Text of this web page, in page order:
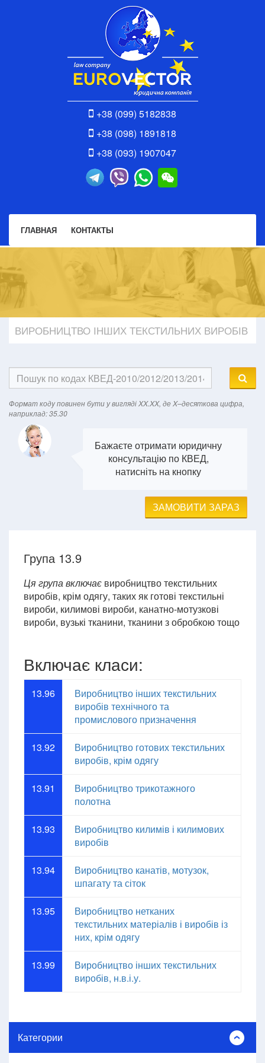
+38 (099) 5182838
+38 (098) 1891818
+38 (093) 1907047
ГЛАВНАЯ КОНТАКТЫ
ВИРОБНИЦТВО ІНШИХ ТЕКСТИЛЬНИХ ВИРОБІВ
Формат кодy повинен бути у вигляді XX.XX, де X–десяткова цифра,
наприклад: 35.30
Бажаєте отримати юридичну
консультацію по КВЕД,
натисніть на кнопку
ЗАМОВИТИ ЗАРАЗ
Група 13.9
Ця група включає виробництво текстильних
виробів, крім одягу, таких як готові текстильні
вироби, килимові вироби, канатно-мотузкові
вироби, вузькі тканини, тканини з обробкою тощо
Включає класи:
13.96
Виробництво інших текстильних
виробів технічного та
промислового призначення
13.92
Виробництво готових текстильних
виробів, крім одягу
13.91
Виробництво трикотажного
полотна
13.93
Виробництво килимів і килимових
виробів
13.94
Виробництво канатів, мотузок,
шпагату та сіток
13.95
Виробництво нетканих
текстильних матеріалів і виробів із
них, крім одягу
13.99
Виробництво інших текстильних
виробів, н.в.і.у.
Категории